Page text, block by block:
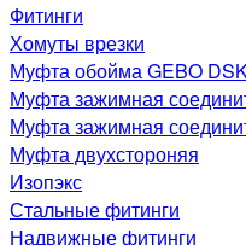
Фитинги
Хомуты врезки
Муфта обойма GEBO
Муфта зажимная
Муфта зажимная
Муфта двухстороняя
Изопэкс
Стальные фитинги
Надвижные фитинги